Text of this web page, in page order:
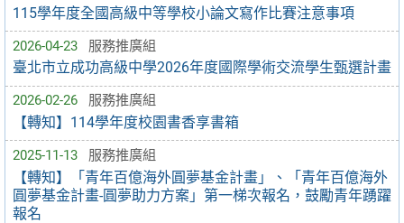
115學年度全國高級中等學校小論文寫作比賽注意事項
2026-04-23 服務推廣組
臺北市立成功高級中學2026年度國際學術交流學生甄選計畫
2026-02-26 服務推廣組
【轉知】114學年度校園書香享書箱
2025-11-13 服務推廣組
【轉知】「青年百億海外圓夢基金計畫」、「青年百億海外
圓夢基金計畫-圓夢助力方案」第一梯次報名，鼓勵青年踴躍
報名